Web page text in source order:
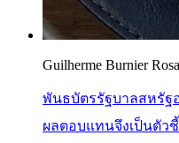
Guilherme Burnier Rosa
พันธบัตรรัฐบาลสหรัฐ
ผลตอบแทนจึงเป็นตัว